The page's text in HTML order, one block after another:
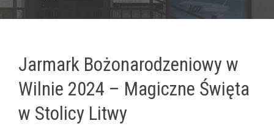
Jarmark Bożonarodzeniowy w
Wilnie 2024 – Magiczne Święta
w Stolicy Litwy